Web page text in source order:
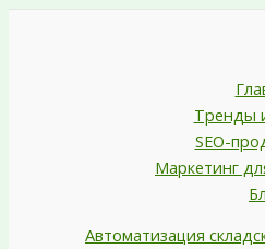
Тренды
SEO-
Маркетинг
Автоматизация